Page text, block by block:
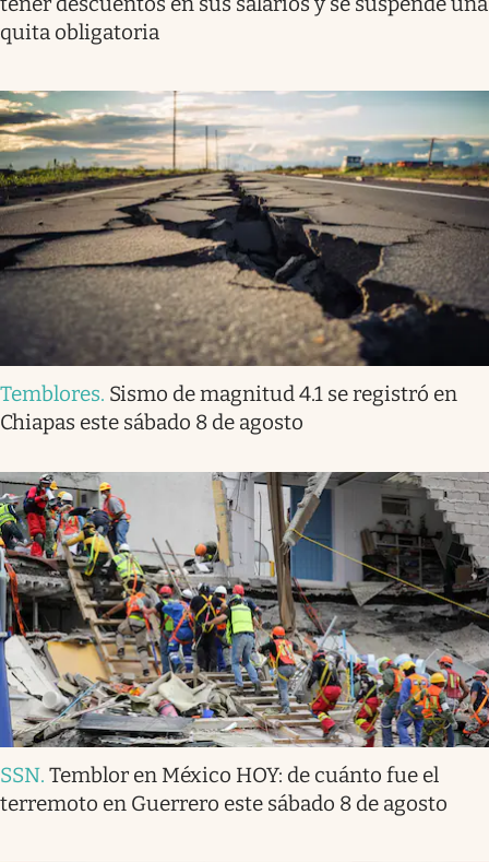
quita obligatoria
Temblores. Sismo de magnitud 4.1 se registró en
Chiapas este sábado 8 de agosto
SSN. Temblor en México HOY: de cuánto fue el
terremoto en Guerrero este sábado 8 de agosto